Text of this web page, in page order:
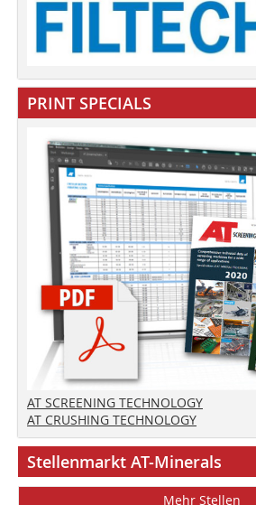
PRINT SPECIALS
AT SCREENING TECHNOLOGY
AT CRUSHING TECHNOLOGY
Stellenmarkt AT-Minerals
Mehr Stellen